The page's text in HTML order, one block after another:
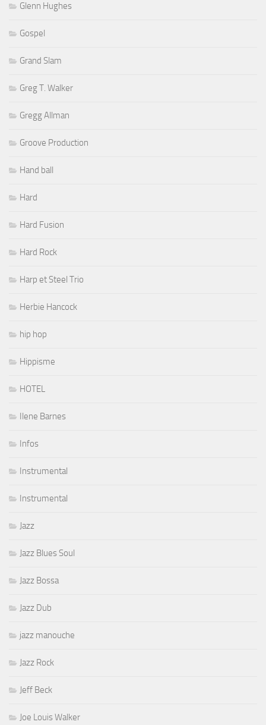
Glenn Hughes
Gospel
Grand Slam
Greg T. Walker
Gregg Allman
Groove Production
Hand ball
Hard
Hard Fusion
Hard Rock
Harp et Steel Trio
Herbie Hancock
hip hop
Hippisme
HOTEL
Ilene Barnes
Infos
Instrumental
Instrumental
Jazz
Jazz Blues Soul
Jazz Bossa
Jazz Dub
jazz manouche
Jazz Rock
Jeff Beck
Joe Louis Walker